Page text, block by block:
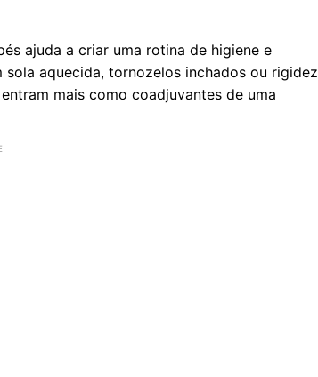
ajuda a criar uma rotina de higiene e
aquecida, tornozelos inchados ou rigidez
mais como coadjuvantes de uma